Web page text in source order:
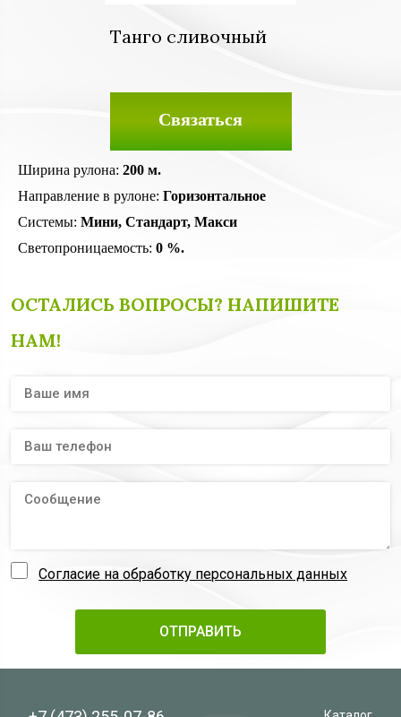
Танго сливочный
Связаться
Ширина рулона: 200 м.
Направление в рулоне: Горизонтальное
Системы: Мини, Стандарт, Макси
Светопроницаемость: 0 %.
ОСТАЛИСЬ ВОПРОСЫ? НАПИШИТЕ
НАМ!
Согласие на обработку персональных данных